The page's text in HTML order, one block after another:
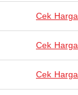
Cek Harga
Cek Harga
Cek Harga